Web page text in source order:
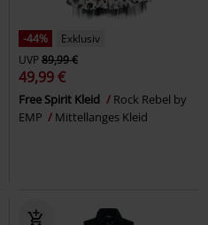
-44%
Exklusiv
UVP89,99 €
49,99 €
Free Spirit Kleid
Rock Rebel by
EMP
Mittellanges Kleid